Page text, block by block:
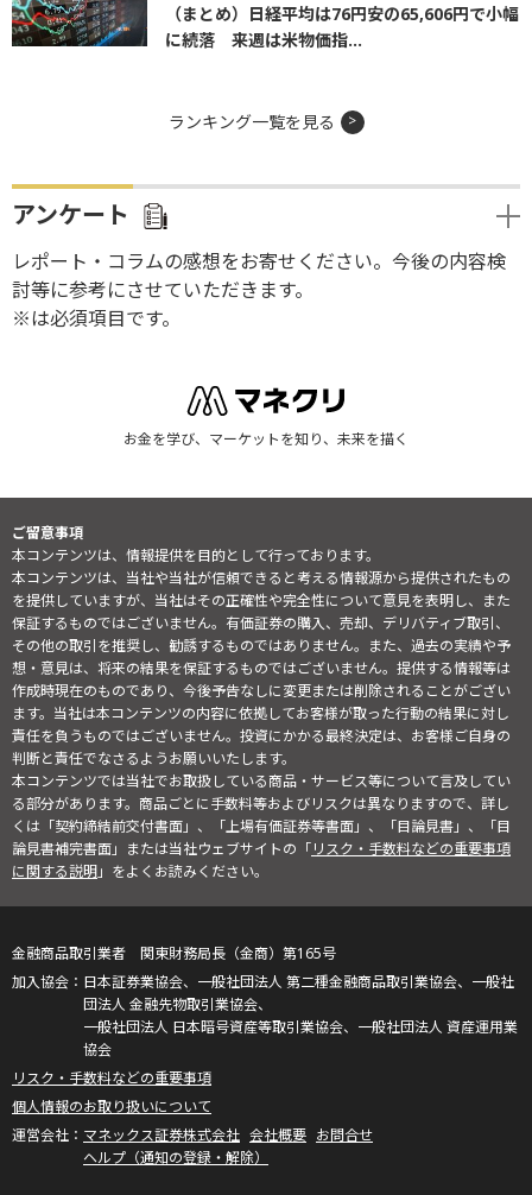
（まとめ）日経平均は76円安の65,606円で小幅
に続落 来週は米物価指...
ランキング一覧を見る
アンケート
レポート・コラムの感想をお寄せください。今後の内容検
討等に参考にさせていただきます。
※は必須項目です。
お金を学び、マーケットを知り、未来を描く
ご留意事項
本コンテンツは、情報提供を目的として行っております。
本コンテンツは、当社や当社が信頼できると考える情報源から提供されたもの
を提供していますが、当社はその正確性や完全性について意見を表明し、また
保証するものではございません。有価証券の購入、売却、デリバティブ取引、
その他の取引を推奨し、勧誘するものではありません。また、過去の実績や予
想・意見は、将来の結果を保証するものではございません。提供する情報等は
作成時現在のものであり、今後予告なしに変更または削除されることがござい
ます。当社は本コンテンツの内容に依拠してお客様が取った行動の結果に対し
責任を負うものではございません。投資にかかる最終決定は、お客様ご自身の
判断と責任でなさるようお願いいたします。
本コンテンツでは当社でお取扱している商品・サービス等について言及してい
る部分があります。商品ごとに手数料等およびリスクは異なりますので、詳し
くは「契約締結前交付書面」、「上場有価証券等書面」、「目論見書」、「目
論見書補完書面」または当社ウェブサイトの「リスク・手数料などの重要事項
に関する説明」をよくお読みください。
金融商品取引業者 関東財務局長（金商）第165号
日本証券業協会、一般社団法人 第二種金融商品取引業協会、一般社
団法人 金融先物取引業協会、
一般社団法人 日本暗号資産等取引業協会、一般社団法人 資産運用業
協会
リスク・手数料などの重要事項
個人情報のお取り扱いについて
マネックス証券株式会社 会社概要 お問合せ
ヘルプ（通知の登録・解除）